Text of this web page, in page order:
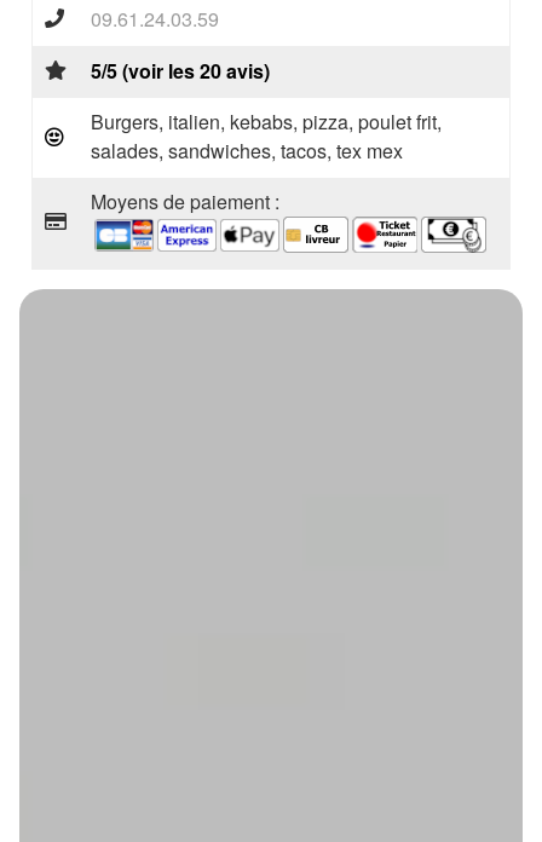
09.61.24.03.59
5/5 (voir les 20 avis)
Burgers, italien, kebabs, pizza, poulet frit,
salades, sandwiches, tacos, tex mex
Moyens de paiement :